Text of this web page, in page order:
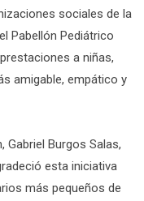
sociales de la
Pabellón Pediátrico
a niñas,
amigable, empático y
Gabriel Burgos Salas,
esta iniciativa
más pequeños de